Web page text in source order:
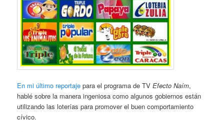
En mi último reportaje para el programa de TVEfecto Naím,
hablé sobre la manera ingeniosa como algunos gobiernos están
utilizando las loterías para promover el buen comportamiento
cívico.